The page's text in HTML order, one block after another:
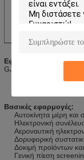
Εφαρμόσιμα
GJB, JIS, BS Κ.ΛΠ.
Βασικές εφαρμογές:
Αυτοκίνητα μέρη
Ηλεκτρονική
Αεροναυτική
Δορυφορική
Δοκιμή προϊόντων
Γενική πίεση screenin